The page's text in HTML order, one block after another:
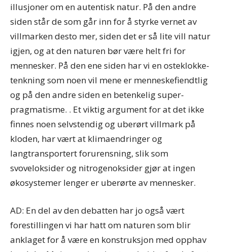
illusjoner om en autentisk natur. På den andre
siden står de som går inn for å styrke vernet av
villmarken desto mer, siden det er så lite vill natur
igjen, og at den naturen bør være helt fri for
mennesker. På den ene siden har vi en osteklokke-
tenkning som noen vil mene er menneskefiendtlig
og på den andre siden en betenkelig super-
pragmatisme. . Et viktig argument for at det ikke
finnes noen selvstendig og uberørt villmark på
kloden, har vært at klimaendringer og
langtransportert forurensning, slik som
svoveloksider og nitrogenoksider gjør at ingen
økosystemer lenger er uberørte av mennesker.
AD: En del av den debatten har jo også vært
forestillingen vi har hatt om naturen som blir
anklaget for å være en konstruksjon med opphav